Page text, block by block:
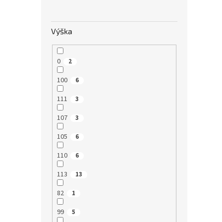
Výška
0 2
100 6
111 3
107 3
105 6
110 6
113 13
82 1
99 5